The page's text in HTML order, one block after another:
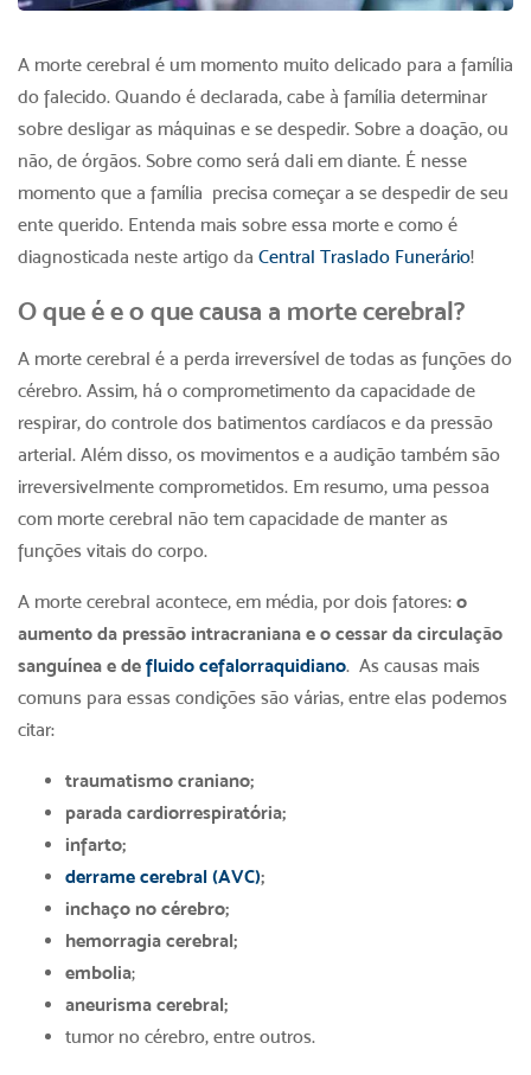
A morte cerebral é um momento muito delicado para a família
do falecido. Quando é declarada, cabe à família determinar
sobre desligar as máquinas e se despedir. Sobre a doação, ou
não, de órgãos. Sobre como será dali em diante. É nesse
momento que a família precisa começar a se despedir de seu
ente querido. Entenda mais sobre essa morte e como é
diagnosticada neste artigo da Central Traslado Funerário!
O que é e o que causa a morte cerebral?
A morte cerebral é a perda irreversível de todas as funções do
cérebro. Assim, há o comprometimento da capacidade de
respirar, do controle dos batimentos cardíacos e da pressão
arterial. Além disso, os movimentos e a audição também são
irreversivelmente comprometidos. Em resumo, uma pessoa
com morte cerebral não tem capacidade de manter as
funções vitais do corpo.
A morte cerebral acontece, em média, por dois fatores: o
aumento da pressão intracraniana e o cessar da circulação
sanguínea e de fluido cefalorraquidiano. As causas mais
comuns para essas condições são várias, entre elas podemos
citar:
traumatismo craniano;
parada cardiorrespiratória;
infarto;
derrame cerebral (AVC);
inchaço no cérebro;
hemorragia cerebral;
embolia;
aneurisma cerebral;
tumor no cérebro, entre outros.